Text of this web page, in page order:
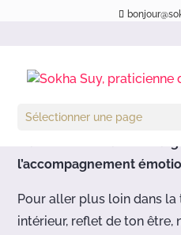
Sélectionner une page
Bienvenue
de mes
l’accompagnement
Pour aller plus loin dans
intérieur, reflet de ton être,